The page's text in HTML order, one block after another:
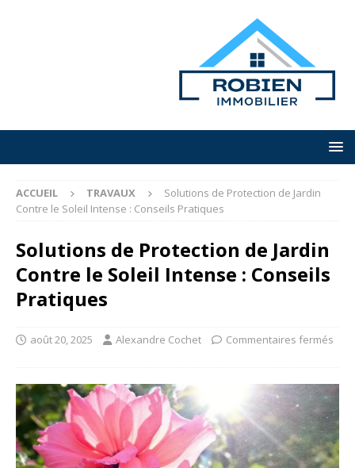
ACCUEIL TRAVAUX
Solutions de Protection de Jardin
Contre le Soleil Intense : Conseils Pratiques
Solutions de Protection de Jardin
Contre le Soleil Intense : Conseils
Pratiques
août 20, 2025 Alexandre Cochet Commentaires fermés